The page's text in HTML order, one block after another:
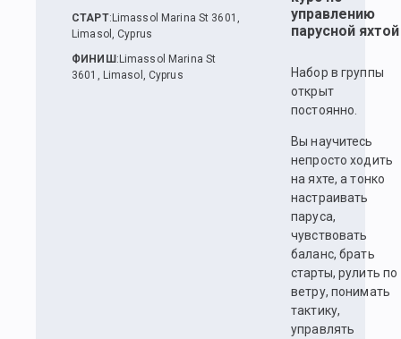
СТАРТ: Limassol Marina St 3601,
Limasol, Cyprus
ФИНИШ : Limassol Marina St
3601, Limasol, Cyprus
управлению
парусной яхтой
Набор в группы
открыт
постоянно.
Вы научитесь
непросто ходить
на яхте, а тонко
настраивать
паруса,
чувствовать
баланс, брать
старты, рулить по
ветру, понимать
тактику,
управлять